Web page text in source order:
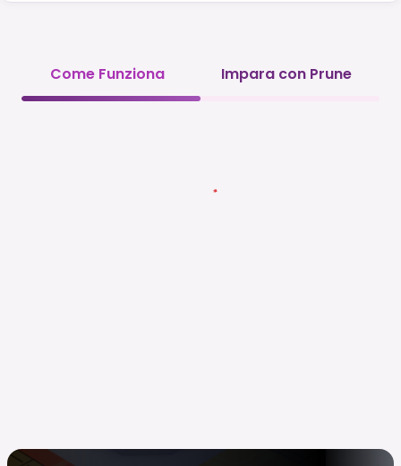
Come Funziona Impara con Prune